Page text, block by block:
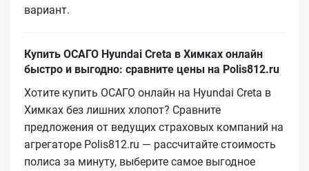
вариант.
Купить ОСАГО Hyundai Creta в Химках онлайн
быстро и выгодно: сравните цены на Polis812.ru
Хотите купить ОСАГО онлайн на Hyundai Creta в
Химках без лишних хлопот? Сравните
предложения от ведущих страховых компаний на
агрегаторе Polis812.ru — рассчитайте стоимость
полиса за минуту, выберите самое выгодное